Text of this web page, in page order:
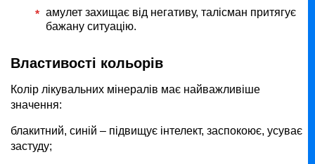
амулет захищає від негативу, талісман притягує
бажану ситуацію.
Властивості кольорів
Колір лікувальних мінералів має найважливіше
значення:
блакитний, синій – підвищує інтелект, заспокоює, усуває
застуду;